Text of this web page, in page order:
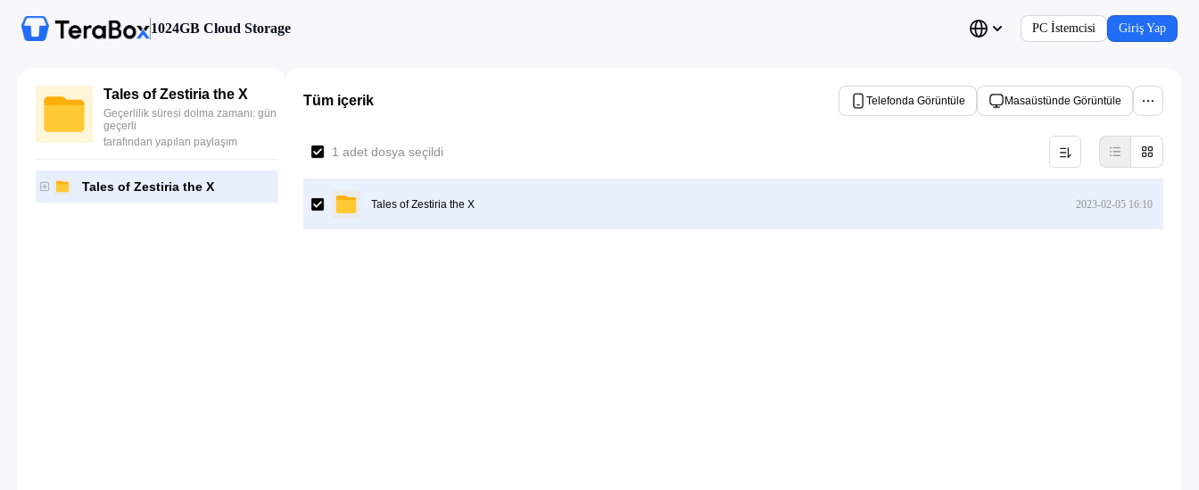
1024GB Cloud Storage PC İstemcisi Giriş Yap
Tales of Zestiria the X
Geçerlilik süresi dolma zamanı: gün
geçerli
tarafından yapılan paylaşım
Tales of Zestiria the X
Tüm içerik Telefonda Görüntüle Masaüstünde Görüntüle
1 adet dosya seçildi
Tales of Zestiria the X 2023-02-05 16:10